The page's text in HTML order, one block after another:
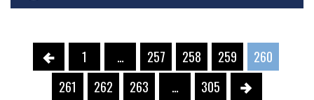
1 … 257 258 259
260
261
262 263 … 305